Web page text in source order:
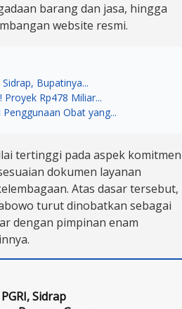
barang dan jasa, hingga
website resmi.
Bupatinya...
Proyek Rp478 Miliar...
Obat yang...
tertinggi pada aspek komitmen
dokumen layanan
Atas dasar tersebut,
turut dinobatkan sebagai
dengan pimpinan enam
Sidrap